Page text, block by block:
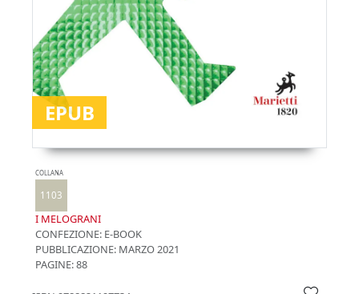
EPUB
COLLANA
1103
I MELOGRANI
CONFEZIONE: E-BOOK
PUBBLICAZIONE: MARZO 2021
PAGINE: 88